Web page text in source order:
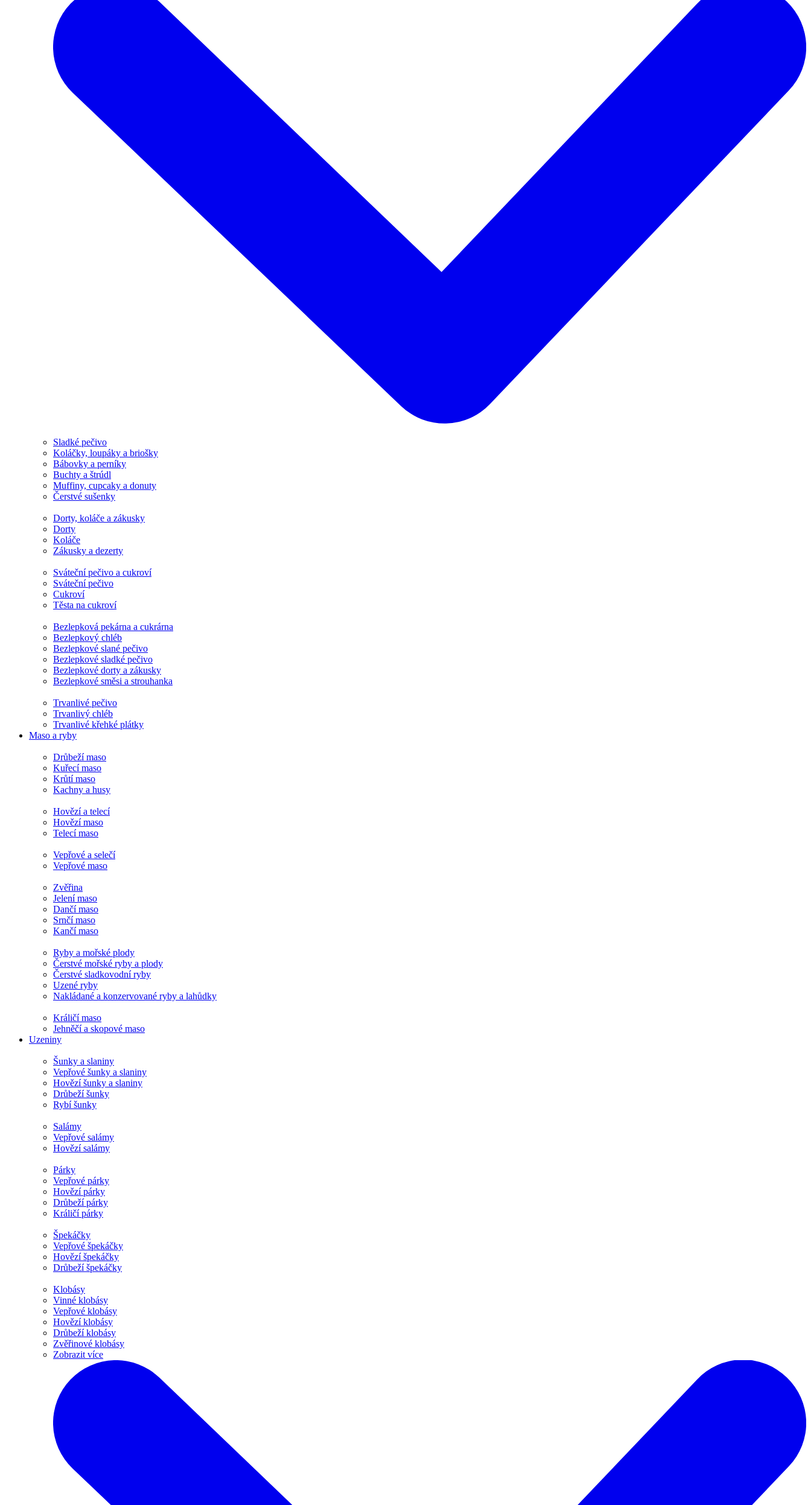
Sladké pečivo
Koláčky, loupáky a briošky
Bábovky a perníky
Buchty a štrúdl
Muffiny, cupcaky a donuty
Čerstvé sušenky
Dorty, koláče a zákusky
Dorty
Koláče
Zákusky a dezerty
Sváteční pečivo a cukroví
Sváteční pečivo
Cukroví
Těsta na cukroví
Bezlepková pekárna a cukrárna
Bezlepkový chléb
Bezlepkové slané pečivo
Bezlepkové sladké pečivo
Bezlepkové dorty a zákusky
Bezlepkové směsi a strouhanka
Trvanlivé pečivo
Trvanlivý chléb
Trvanlivé křehké plátky
Maso a ryby
Drůbeží maso
Kuřecí maso
Krůtí maso
Kachny a husy
Hovězí a telecí
Hovězí maso
Telecí maso
Vepřové a selečí
Vepřové maso
Zvěřina
Jelení maso
Dančí maso
Srnčí maso
Kančí maso
Ryby a mořské plody
Čerstvé mořské ryby a plody
Čerstvé sladkovodní ryby
Uzené ryby
Nakládané a konzervované ryby a lahůdky
Králičí maso
Jehněčí a skopové maso
Uzeniny
Šunky a slaniny
Vepřové šunky a slaniny
Hovězí šunky a slaniny
Drůbeží šunky
Rybí šunky
Salámy
Vepřové salámy
Hovězí salámy
Párky
Vepřové párky
Hovězí párky
Drůbeží párky
Králičí párky
Špekáčky
Vepřové špekáčky
Hovězí špekáčky
Drůbeží špekáčky
Klobásy
Vinné klobásy
Vepřové klobásy
Hovězí klobásy
Drůbeží klobásy
Zvěřinové klobásy
Zobrazit více